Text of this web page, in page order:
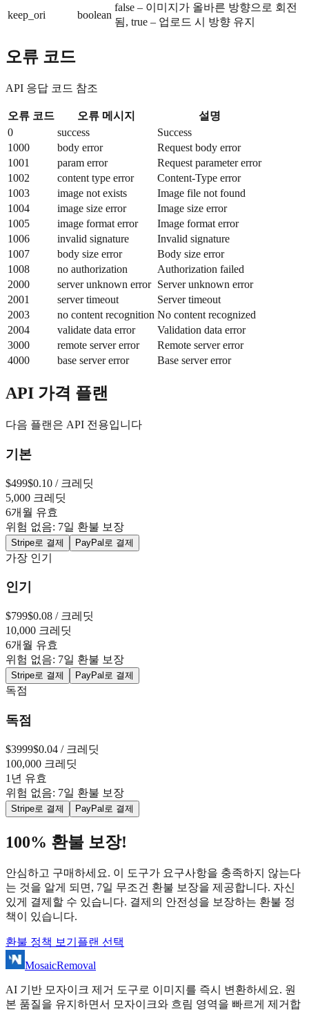
keep_ori boolean
false – 이미지가 올바른 방향으로 회전
됨, true – 업로드 시 방향 유지
오류 코드
API 응답 코드 참조
오류 코드 오류 메시지
설명
0
success
Success
1000
body error
Request body error
1001
param error
Request parameter error
1002
content type error
Content-Type error
1003
image not exists
Image file not found
1004
image size error
Image size error
1005
image format error
Image format error
1006
invalid signature
Invalid signature
1007
body size error
Body size error
1008
no authorization
Authorization failed
2000
server unknown error Server unknown error
2001
server timeout
Server timeout
2003
no content recognition No content recognized
2004
validate data error
Validation data error
3000
remote server error
Remote server error
4000
base server error Base server error
API 가격 플랜
다음 플랜은 API 전용입니다
기본
$499$0.10 / 크레딧
5,000 크레딧
6개월 유효
위험 없음: 7일 환불 보장
Stripe로 결제 PayPal로 결제
가장 인기
인기
$799$0.08 / 크레딧
10,000 크레딧
6개월 유효
위험 없음: 7일 환불 보장
Stripe로 결제 PayPal로 결제
독점
독점
$3999$0.04 / 크레딧
100,000 크레딧
1년 유효
위험 없음: 7일 환불 보장
Stripe로 결제 PayPal로 결제
100% 환불 보장!
안심하고 구매하세요. 이 도구가 요구사항을 충족하지 않는다
는 것을 알게 되면, 7일 무조건 환불 보장을 제공합니다. 자신
있게 결제할 수 있습니다. 결제의 안전성을 보장하는 환불 정
책이 있습니다.
환불 정책 보기 플랜 선택
MosaicRemoval
AI 기반 모자이크 제거 도구로 이미지를 즉시 변환하세요. 원
본 품질을 유지하면서 모자이크와 흐림 영역을 빠르게 제거합